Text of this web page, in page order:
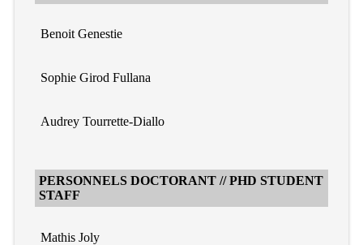
Benoit Genestie
Sophie Girod Fullana
Audrey Tourrette-Diallo
PERSONNELS DOCTORANT // PHD STUDENT
STAFF
Mathis Joly